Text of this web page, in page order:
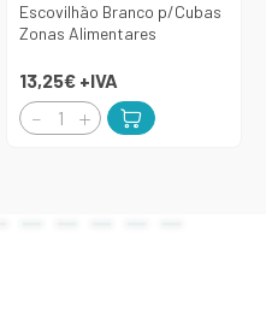
Escovilhão Branco p/Cubas
Zonas Alimentares
13,25€ +IVA